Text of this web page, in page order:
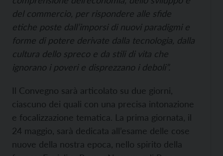
del commercio, per rispondere alle sfide
etiche poste dall’imporsi di nuovi paradigmi e
forme di potere derivate dalla tecnologia, dalla
cultura dello spreco e da stili di vita che
ignorano i poveri e disprezzano i deboli”.
Il Convegno sarà articolato su due giorni,
ciascuno dei quali con una precisa intonazione
e focalizzazione tematica. La prima giornata, il
24 maggio, sarà dedicata all’esame delle cose
nuove della nostra epoca, nello spirito della